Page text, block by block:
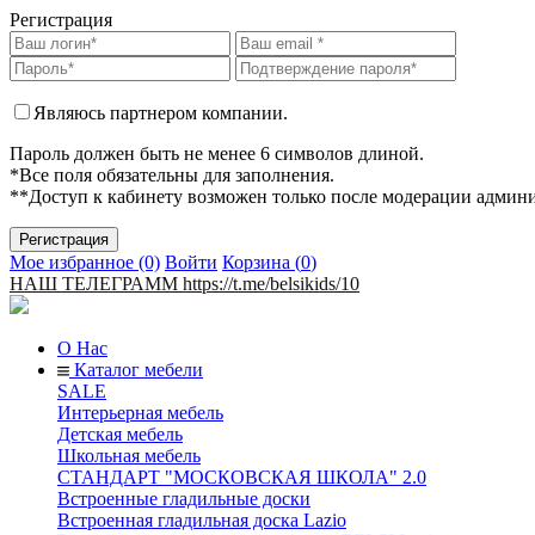
Регистрация
Являюсь партнером компании.
Пароль должен быть не менее 6 символов длиной.
*Все поля обязательны для заполнения.
**Доступ к кабинету возможен только после модерации
Мое избранное (0) Войти Корзина (0)
НАШ ТЕЛЕГРАММ https://t.me/belsikids/10
О Нас
Каталог мебели
SALE
Интерьерная мебель
Детская мебель
Школьная мебель
СТАНДАРТ "МОСКОВСКАЯ ШКОЛА" 2.0
Встроенные гладильные доски
Встроенная гладильная доска Lazio